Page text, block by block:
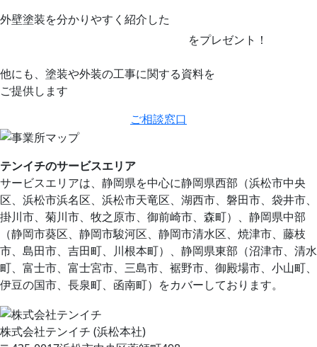
外壁塗装を分かりやすく紹介した
をプレゼント！
他にも、塗装や外装の工事に関する資料を
ご提供します
ご相談窓口
テンイチのサービスエリア
サービスエリアは、静岡県を中心に静岡県⻄部（浜松市中央
区、浜松市浜名区、浜松市天竜区、湖⻄市、磐田市、袋井市、
掛川市、菊川市、牧之原市、御前崎市、森町）、静岡県中部
（静岡市葵区、静岡市駿河区、静岡市清水区、焼津市、藤枝
市、島田市、吉田町、川根本町）、静岡県東部（沼津市、清水
町、富士市、富士宮市、三島市、裾野市、御殿場市、小山町、
伊豆の国市、⻑泉町、函南町）をカバーしております。
株式会社テンイチ (浜松本社)